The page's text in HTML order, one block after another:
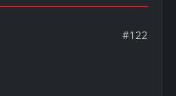
#122